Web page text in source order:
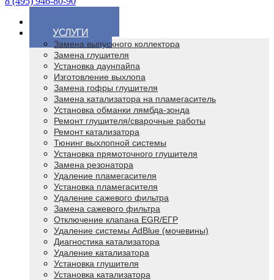
УСЛУГИ
Замена выпускного коллектора
Замена глушителя
Установка даунпайпа
Изготовление выхлопа
Замена гофры глушителя
Замена катализатора на пламегаситель
Установка обманки лямбда-зонда
Ремонт глушителя/сварочные работы
Ремонт катализатора
Тюнинг выхлопной системы
Установка прямоточного глушителя
Замена резонатора
Удаление пламегасителя
Установка пламегасителя
Удаление сажевого фильтра
Замена сажевого фильтра
Отключение клапана EGR/ЕГР
Удаление системы AdBlue (мочевины)
Диагностика катализатора
Удаление катализатора
Установка глушителя
Установка катализатора